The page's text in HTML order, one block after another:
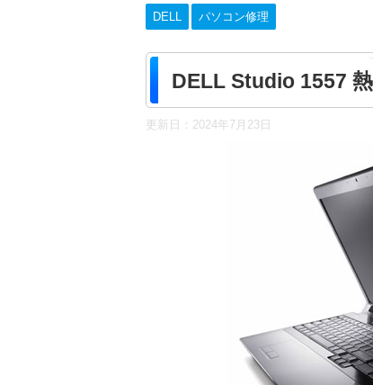
DELL パソコン修理
DELL Studio 1557
更新日： 2024年7月23日